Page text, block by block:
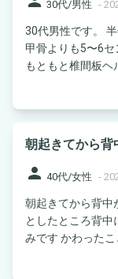
30代/男性 -
30代男性です。
甲骨よりも5〜6セ
もともと椎間板ヘ
朝起きてから背
person 40代/女性 -
朝起きてから背中
としたところ背中
みです かわったこ